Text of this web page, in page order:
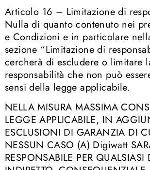
Articolo 16 – Limitazione di
Nulla di quanto contenuto nei
e Condizioni e in particolare
sezione “Limitazione di
cercherà di escludere o limitare
responsabilità che non può
sensi della legge applicabile.
NELLA MISURA MASSIMA
LEGGE APPLICABILE, IN
ESCLUSIONI DI GARANZIA DI
NESSUN CASO (A) Digiwatt
RESPONSABILE PER